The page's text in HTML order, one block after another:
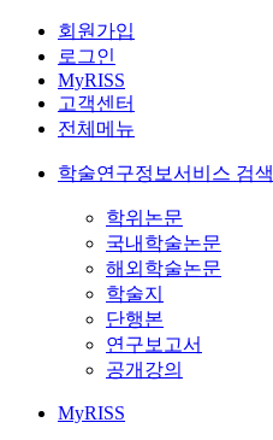
회원가입
로그인
MyRISS
고객센터
전체메뉴
학술연구정보서비스 검색
학위논문
국내학술논문
해외학술논문
학술지
단행본
연구보고서
공개강의
MyRISS